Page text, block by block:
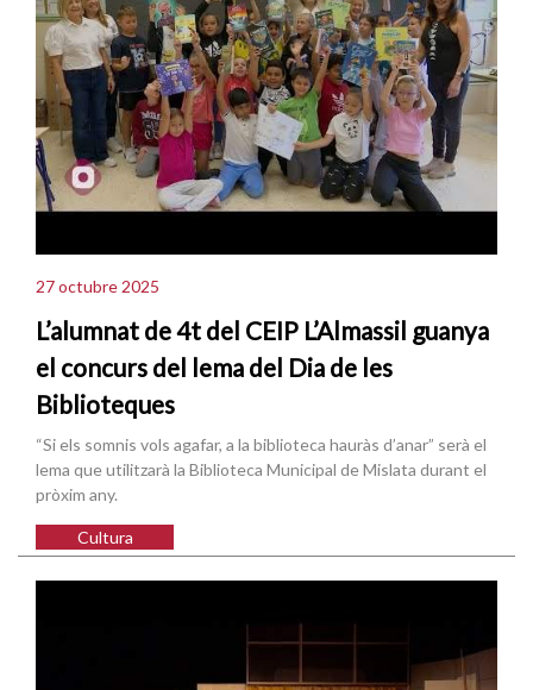
27 octubre 2025
L’alumnat de 4t del CEIP L’Almassil guanya
el concurs del lema del Dia de les
Biblioteques
“Si els somnis vols agafar, a la biblioteca hauràs d’anar” serà el
lema que utilitzarà la Biblioteca Municipal de Mislata durant el
pròxim any.
Cultura